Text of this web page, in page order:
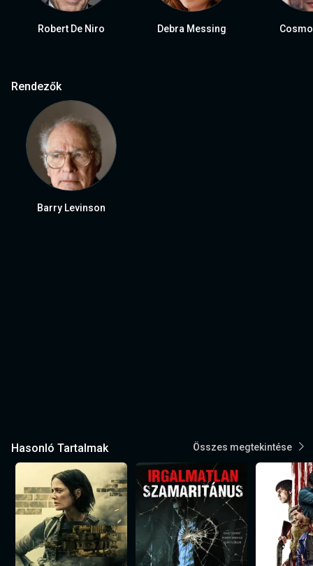
Robert De Niro Debra Messing
Rendezők
Barry Levinson
Hasonló Tartalmak Összes megtekintése